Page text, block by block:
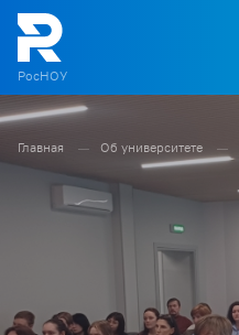
О П Д Т М
РосНОУ
Главная Об университете